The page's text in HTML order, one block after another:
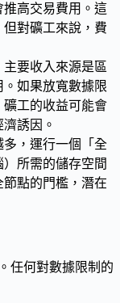
高交易費用。這
對礦工來說，費
要收入來源是區
如果放寬數據限
工的收益可能會
誘因。
，運行一個「全
所需的儲存空間
點的門檻，潛在
任何對數據限制的